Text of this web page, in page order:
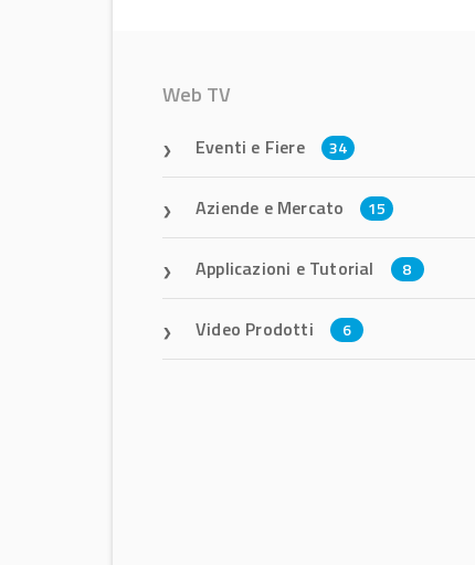
Web TV
Eventi e Fiere 34
Aziende e Mercato 15
Applicazioni e Tutorial 8
Video Prodotti 6